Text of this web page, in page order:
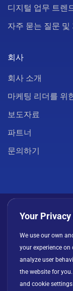
디지털 업무 트렌
자주 묻는 질문 및
회사
회사 소개
마케팅 리더를 위
보도자료
파트너
문의하기
Your
We use our own
your experience
analyze user
the website for
and cookie settings